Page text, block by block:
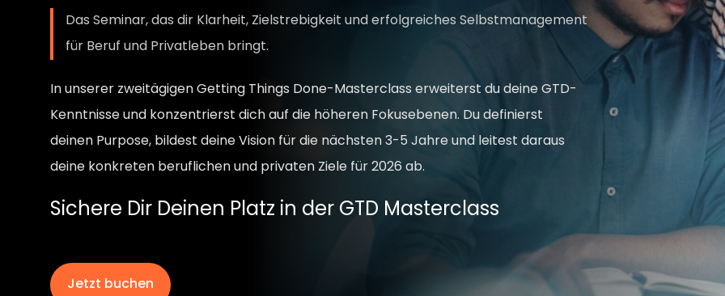
Das Seminar, das dir Klarheit, Zielstrebigkeit und erfolgreiches Selbstmanagement
für Beruf und Privatleben bringt.
In unserer zweitägigen Getting Things Done-Masterclass erweiterst du deine GTD-
Kenntnisse und konzentrierst dich auf die höheren Fokusebenen. Du definierst
deinen Purpose, bildest deine Vision für die nächsten 3-5 Jahre und leitest daraus
deine konkreten beruflichen und privaten Ziele für 2026 ab.
Sichere Dir Deinen Platz in der GTD Masterclass
Jetzt buchen